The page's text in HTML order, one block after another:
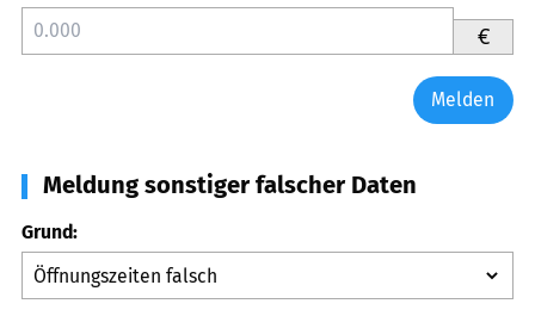
€
Melden
Meldung sonstiger falscher Daten
Grund: